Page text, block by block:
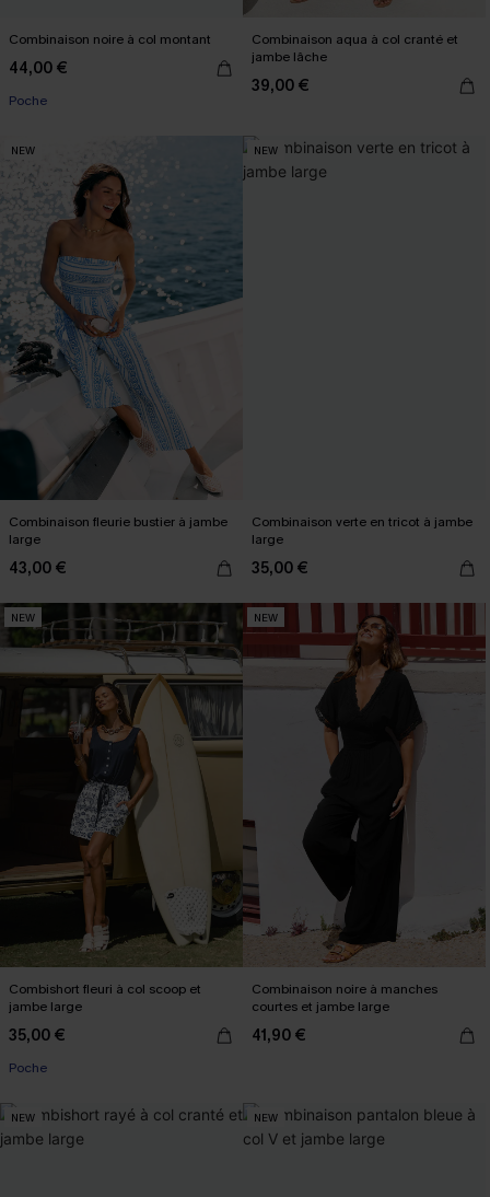
Combinaison noire à col montant
44,00 €
Poche
Combinaison aqua à col cranté et
jambe lâche
39,00 €
NEW
Combinaison fleurie bustier à jambe
large
43,00 €
NEW
Combinaison verte en tricot à jambe
large
35,00 €
NEW
Combishort fleuri à col scoop et
jambe large
35,00 €
Poche
NEW
Combinaison noire à manches
courtes et jambe large
41,90 €
NEW NEW